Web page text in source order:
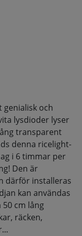
genialisk och
lysdioder lyser
transparent
denna ricelight-
i 6 timmar per
Den är
därför installeras
kan användas
cm lång
räcken,